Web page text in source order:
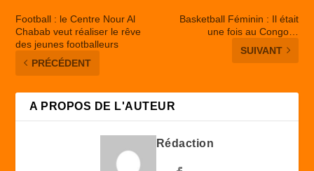
Football : le Centre Nour Al
Chabab veut réaliser le rêve
des jeunes footballeurs
PRÉCÉDENT
Basketball Féminin : Il était
une fois au Congo…
SUIVANT
A PROPOS DE L'AUTEUR
Rédaction